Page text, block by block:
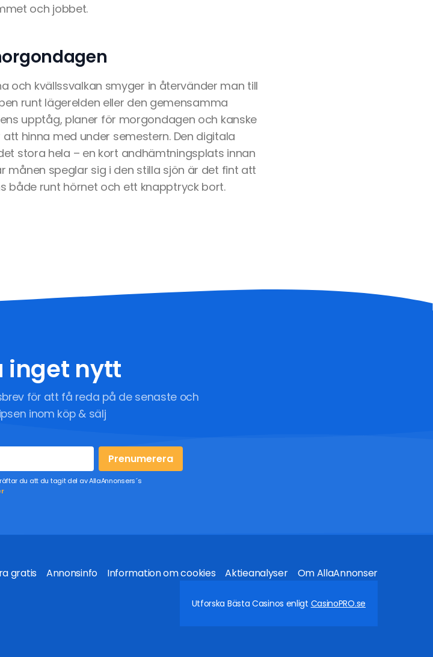
och jobbet.
och kvällssvalkan smyger in återvänder man till
runt lägerelden eller den gemensamma
upptåg, planer för morgondagen och kanske
hinna med under semestern. Den digitala
stora hela – en kort andhämtningsplats innan
månen speglar sig i den stilla sjön är det fint att
både runt hörnet och ett knapptryck bort.
inget nytt
för att få reda på de senaste och
inom köp & sälj
Prenumerera
du att du tagit del av AllaAnnonsers´s
gratis Annonsinfo Information om cookies Aktieanalyser Om AllaAnnonser
Utforska Bästa Casinos enligt CasinoPRO.se